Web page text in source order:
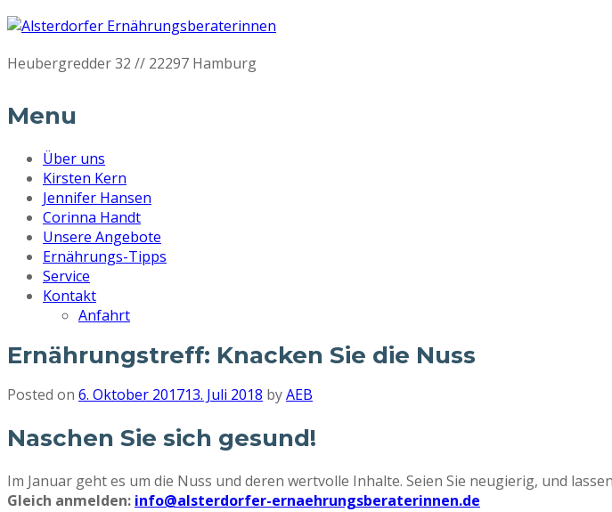
Heubergredder 32 // 22297 Hamburg
Menu
Über uns
Kirsten Kern
Jennifer Hansen
Corinna Handt
Unsere Angebote
Ernährungs-Tipps
Service
Kontakt
Anfahrt
Ernährungstreff: Knacken Sie die Nuss
Posted on 6. Oktober 201713. Juli 2018 byAEB
Naschen Sie sich gesund!
Im Januar geht es um die Nuss und deren wertvolle Inhalte. Seien Sie neugierig, und
Gleich anmelden: info@alsterdorfer-ernaehrungsberaterinnen.de